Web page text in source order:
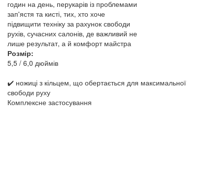
годин на день, перукарів із проблемами
зап'ястя та кисті, тих, хто хоче
підвищити техніку за рахунок свободи
рухів, сучасних салонів, де важливий не
лише результат, а й комфорт майстра
Розмір:
5,5 / 6,0 дюймів
✔️ ножиці з кільцем, що обертається для максимальної
свободи руху
Комплексне застосування